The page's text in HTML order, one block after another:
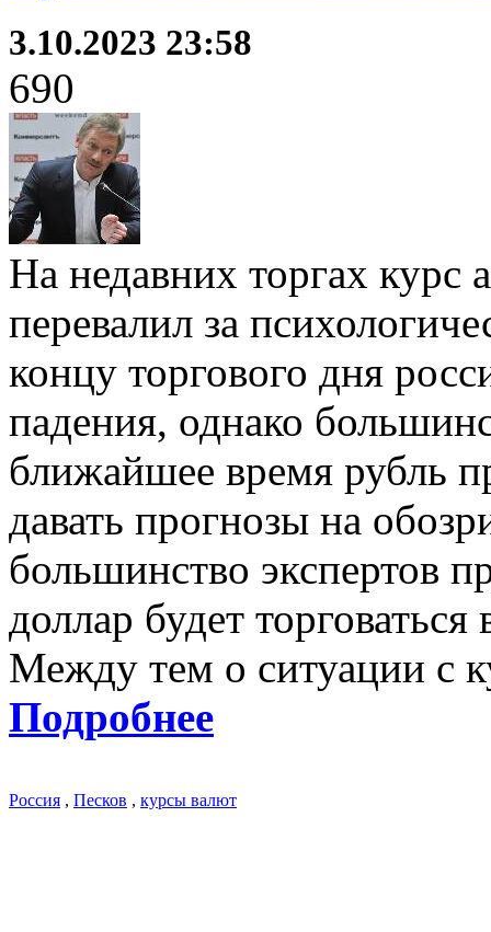
3.10.2023 23:58
690
На недавних торгах
перевалил за
концу торгового дня
падения, однако
ближайшее время рубль
давать прогнозы на
большинство экспертов
доллар будет
Между тем о ситуации с
Подробнее
Россия , Песков , курсы валют